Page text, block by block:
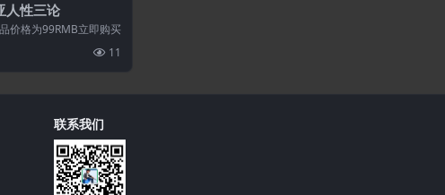
人性三论
价格为99RMB立即购买
11
联系我们